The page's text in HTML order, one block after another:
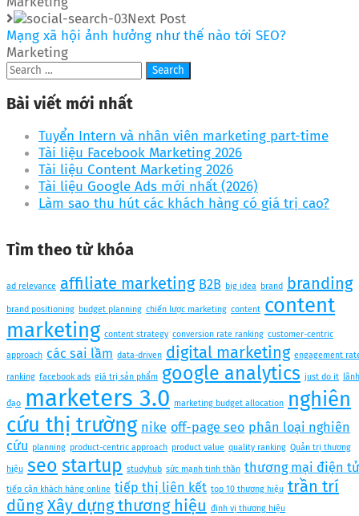
Next Post
Mạng xã hội ảnh hưởng như thế nào tới SEO?
Marketing
Bài viết mới nhất
Tuyển Intern và nhân viên marketing part-time
Tài liệu Facebook Marketing 2026
Tài liệu Content Marketing 2026
Tài liệu Google Ads mới nhất (2026)
Làm sao thu hút các khách hàng có giá trị cao?
Tìm theo từ khóa
ad relevance affiliate marketing B2B big idea brand branding
brand positioning budget planning chiến lược marketing content content
marketing content strategy conversion rate ranking customer-centric
approach các sai lầm data-driven digital marketing engagement
ranking facebook ads giá trị sản phẩm google analytics just do it lãnh
đạo marketers 3.0 marketing budget allocation nghiên
cứu thị trường nike off-page seo phân loại nghiên
cứu planning product-centric approach product value quality ranking Quản trị thương
hiệu seo startup studyhub sức mạnh tinh thần thương mại điện tử
tiếp cận khách hàng online tiếp thị liên kết top 10 thương hiệu trần trí
dũng Xây dựng thương hiệu định vị thương hiệu